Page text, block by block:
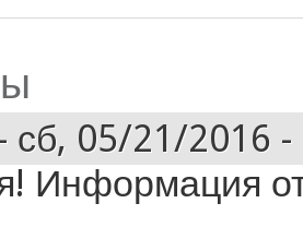
сб, 05/21/2016 -
Информация